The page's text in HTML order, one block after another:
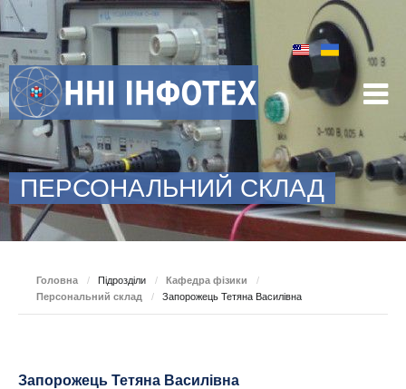
ПЕРСОНАЛЬНИЙ СКЛАД
Головна / Підрозділи / Кафедра фізики
/
Персональний склад
/ Запорожець Тетяна Василівна
Запорожець Тетяна Василівна